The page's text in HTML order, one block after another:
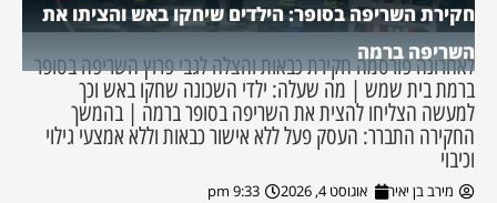
חקירת השריפה בסופר: הילדים שיחקו באש והציתו את
השריפה ברמה
לאחרונה פורסמה חקירת כבאות והצלה לגבי פרוץ השריפה בסופר
ברמת בית שמש | מה שעלה: ילדי השכונה שחקו באש וכך
למעשה הצליחו להצית את השריפה בסופר ברמה | בהמשך
החקירה התברר: העסק פעל ללא אישור כבאות וללא אמצעי גילוי
וכיבוי
מירב בן יאיר אוגוסט 4, 2026 9:33 pm